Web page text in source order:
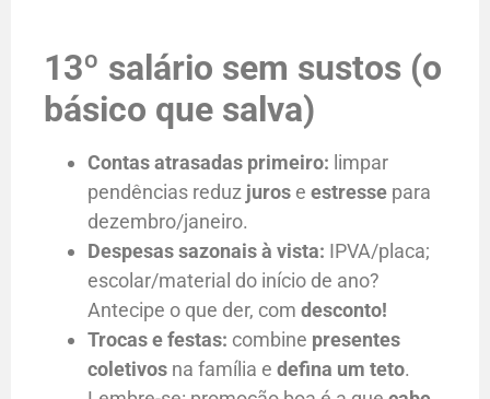
13º salário sem sustos (o
básico que salva)
Contas atrasadas primeiro: limpar
pendências reduz juros e estresse para
dezembro/janeiro.
Despesas sazonais à vista: IPVA/placa;
escolar/material do início de ano?
Antecipe o que der, com desconto!
Trocas e festas: combine presentes
coletivos na família e defina um teto.